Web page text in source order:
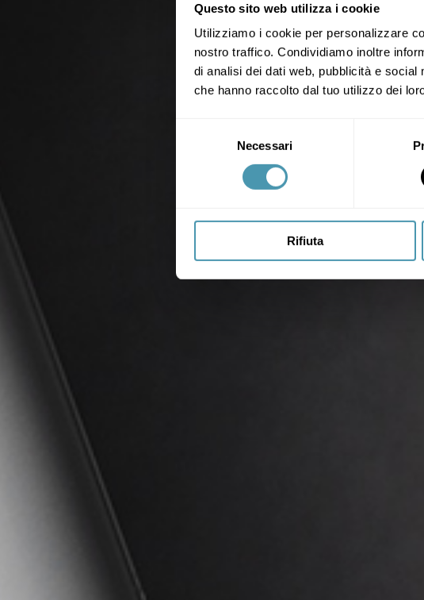
Questo sito web utilizza i cookie
Utilizziamo i cookie per personalizzare
nostro traffico. Condividiamo inoltre
di analisi dei dati web, pubblicità e
che hanno raccolto dal tuo utilizzo dei
Necessari
Rifiuta